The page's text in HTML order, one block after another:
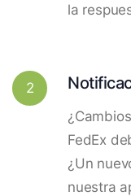
la
2
FedEx
¿Un
nuestra